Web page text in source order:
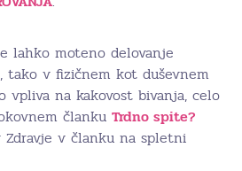
lahko moteno delovanje
tako v fizičnem kot duševnem
vpliva na kakovost bivanja, celo
članku Trdno spite?
Zdravje v članku na spletni